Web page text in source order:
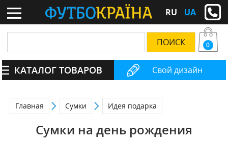
RU UA
Свой дизайн
0
КАТАЛОГ ТОВАРОВ
Главная Сумки Идея подарка
Сумки на день рождения